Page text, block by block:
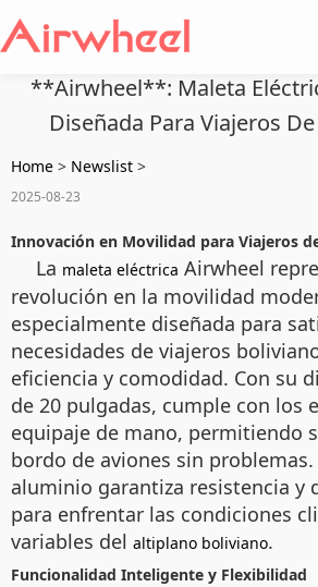
**Airwheel**: Maleta
Diseñada Para Viajeros
Home > Newslist >
2025-08-23
Innovación en Movilidad para Viajeros
La maleta eléctrica Airwheel
revolución en la movilidad
especialmente diseñada para
necesidades de viajeros
eficiencia y comodidad. Con su
de 20 pulgadas, cumple con los
equipaje de mano, permitiendo
bordo de aviones sin
aluminio garantiza resistencia y
para enfrentar las condiciones
variables del altiplano boliviano.
Funcionalidad Inteligente y Flexibilidad